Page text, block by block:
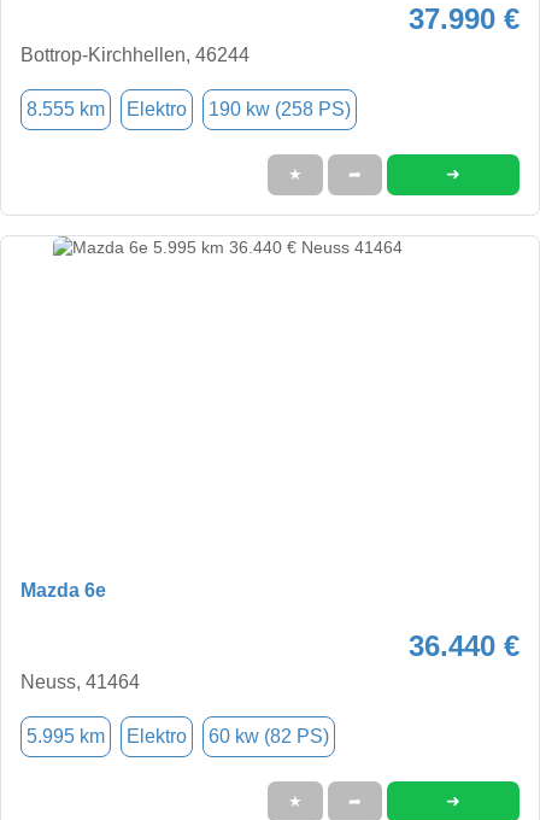
37.990 €
Bottrop-Kirchhellen, 46244
8.555 km Elektro 190 kw (258 PS)
★ ➦ ➜
Mazda 6e
36.440 €
Neuss, 41464
5.995 km Elektro 60 kw (82 PS)
★ ➦ ➜